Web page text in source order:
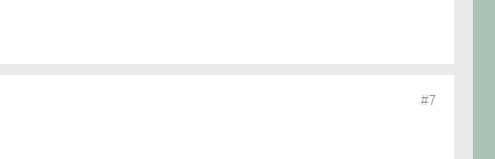
#7